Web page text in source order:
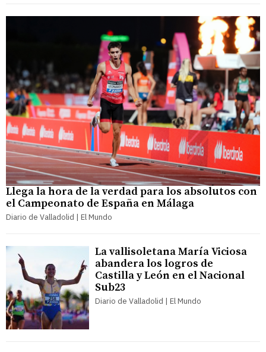
Llega la hora de la verdad para los absolutos con
el Campeonato de España en Málaga
Diario de Valladolid | El Mundo
La vallisoletana María Viciosa
abandera los logros de
Castilla y León en el Nacional
Sub23
Diario de Valladolid | El Mundo